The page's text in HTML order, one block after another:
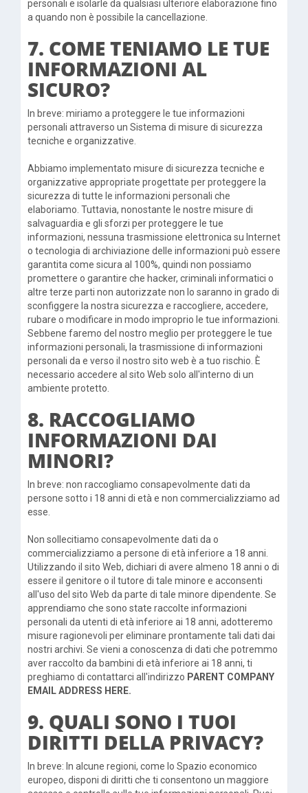
personali e isolarle da qualsiasi ulteriore elaborazione fino
a quando non è possibile la cancellazione.
7. COME TENIAMO LE TUE
INFORMAZIONI AL
SICURO?
In breve: miriamo a proteggere le tue informazioni
personali attraverso un Sistema di misure di sicurezza
tecniche e organizzative.
Abbiamo implementato misure di sicurezza tecniche e
organizzative appropriate progettate per proteggere la
sicurezza di tutte le informazioni personali che
elaboriamo. Tuttavia, nonostante le nostre misure di
salvaguardia e gli sforzi per proteggere le tue
informazioni, nessuna trasmissione elettronica su Internet
o tecnologia di archiviazione delle informazioni può essere
garantita come sicura al 100%, quindi non possiamo
promettere o garantire che hacker, criminali informatici o
altre terze parti non autorizzate non lo saranno in grado di
sconfiggere la nostra sicurezza e raccogliere, accedere,
rubare o modificare in modo improprio le tue informazioni.
Sebbene faremo del nostro meglio per proteggere le tue
informazioni personali, la trasmissione di informazioni
personali da e verso il nostro sito web è a tuo rischio. È
necessario accedere al sito Web solo all'interno di un
ambiente protetto.
8. RACCOGLIAMO
INFORMAZIONI DAI
MINORI?
In breve: non raccogliamo consapevolmente dati da
persone sotto i 18 anni di età e non commercializziamo ad
esse.
Non sollecitiamo consapevolmente dati da o
commercializziamo a persone di età inferiore a 18 anni.
Utilizzando il sito Web, dichiari di avere almeno 18 anni o di
essere il genitore o il tutore di tale minore e acconsenti
all'uso del sito Web da parte di tale minore dipendente. Se
apprendiamo che sono state raccolte informazioni
personali da utenti di età inferiore ai 18 anni, adotteremo
misure ragionevoli per eliminare prontamente tali dati dai
nostri archivi. Se vieni a conoscenza di dati che potremmo
aver raccolto da bambini di età inferiore ai 18 anni, ti
preghiamo di contattarci all'indirizzo PARENT COMPANY
EMAIL ADDRESS HERE.
9. QUALI SONO I TUOI
DIRITTI DELLA PRIVACY?
In breve: In alcune regioni, come lo Spazio economico
europeo, disponi di diritti che ti consentono un maggiore